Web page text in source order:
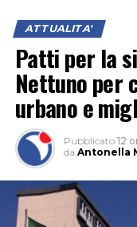
ATTUALITA'
Patti per la
Nettuno per
urbano e
Pubblicato 12
da Antonella